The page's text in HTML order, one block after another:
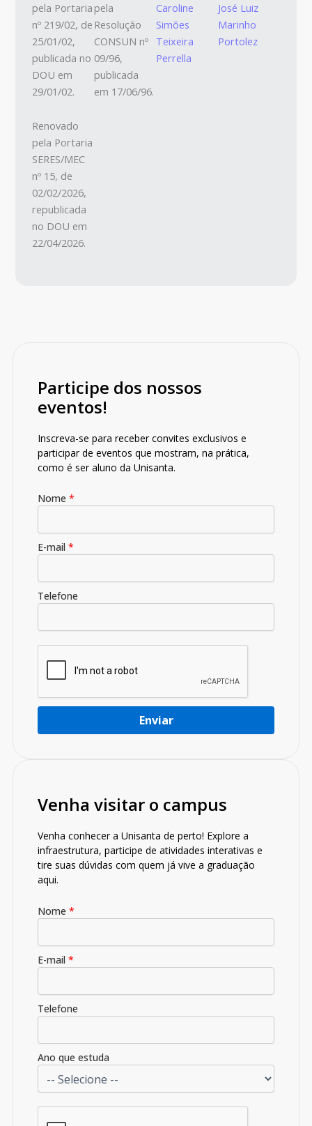
pela Portaria
nº 219/02, de
25/01/02,
publicada no
DOU em
29/01/02.
Renovado
pela Portaria
SERES/MEC
nº 15, de
02/02/2026,
republicada
no DOU em
22/04/2026.
pela
Resolução
CONSUN nº
09/96,
publicada
em 17/06/96.
Caroline
Simões
Teixeira
Perrella
José Luiz
Marinho
Portolez
Participe dos nossos
eventos!
Inscreva-se para receber convites exclusivos e
participar de eventos que mostram, na prática,
como é ser aluno da Unisanta.
Nome*
E-mail*
Telefone
Venha visitar o campus
Venha conhecer a Unisanta de perto! Explore a
infraestrutura, participe de atividades interativas e
tire suas dúvidas com quem já vive a graduação
aqui.
Nome*
E-mail*
Telefone
Ano que estuda